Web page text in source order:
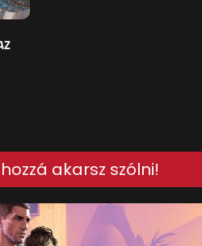
akarsz szólni!